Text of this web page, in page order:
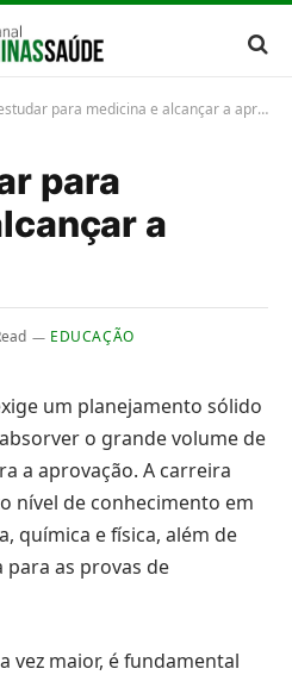
para medicina e alcançar a aprovação?
para
a
EDUCAÇÃO
um planejamento sólido
o grande volume de
a aprovação. A carreira
nível de conhecimento em
química e física, além de
as provas de
vez maior, é fundamental